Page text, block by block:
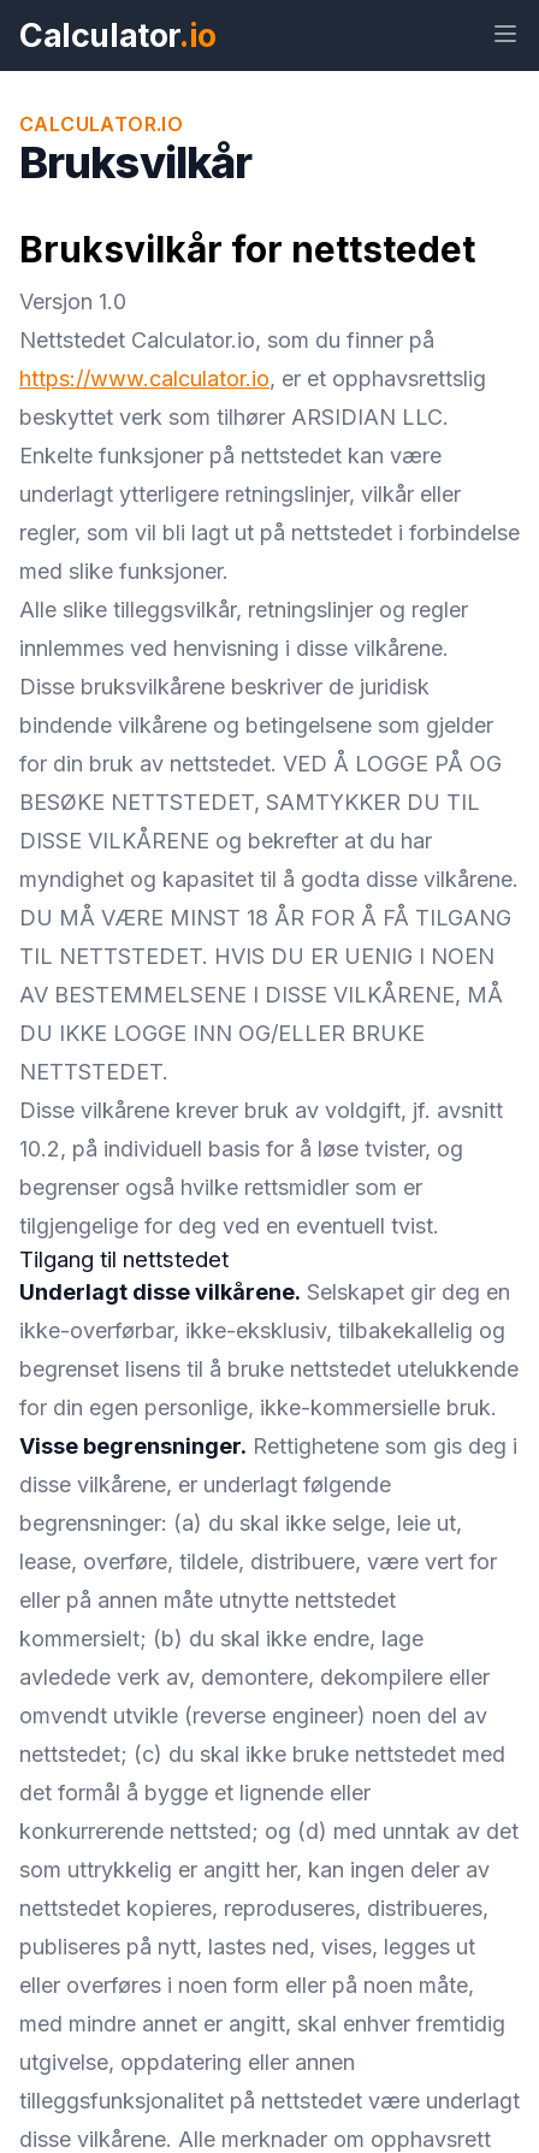
Calculator.io
CALCULATOR.IO
Bruksvilkår
Bruksvilkår for nettstedet
Versjon 1.0
Nettstedet Calculator.io, som du finner på
https://www.calculator.io, er et opphavsrettslig
beskyttet verk som tilhører ARSIDIAN LLC.
Enkelte funksjoner på nettstedet kan være
underlagt ytterligere retningslinjer, vilkår eller
regler, som vil bli lagt ut på nettstedet i forbindelse
med slike funksjoner.
Alle slike tilleggsvilkår, retningslinjer og regler
innlemmes ved henvisning i disse vilkårene.
Disse bruksvilkårene beskriver de juridisk
bindende vilkårene og betingelsene som gjelder
for din bruk av nettstedet. VED Å LOGGE PÅ OG
BESØKE NETTSTEDET, SAMTYKKER DU TIL
DISSE VILKÅRENE og bekrefter at du har
myndighet og kapasitet til å godta disse vilkårene.
DU MÅ VÆRE MINST 18 ÅR FOR Å FÅ TILGANG
TIL NETTSTEDET. HVIS DU ER UENIG I NOEN
AV BESTEMMELSENE I DISSE VILKÅRENE, MÅ
DU IKKE LOGGE INN OG/ELLER BRUKE
NETTSTEDET.
Disse vilkårene krever bruk av voldgift, jf. avsnitt
10.2, på individuell basis for å løse tvister, og
begrenser også hvilke rettsmidler som er
tilgjengelige for deg ved en eventuell tvist.
Tilgang til nettstedet
Underlagt disse vilkårene. Selskapet gir deg en
ikke-overførbar, ikke-eksklusiv, tilbakekallelig og
begrenset lisens til å bruke nettstedet utelukkende
for din egen personlige, ikke-kommersielle bruk.
Visse begrensninger. Rettighetene som gis deg i
disse vilkårene, er underlagt følgende
begrensninger: (a) du skal ikke selge, leie ut,
lease, overføre, tildele, distribuere, være vert for
eller på annen måte utnytte nettstedet
kommersielt; (b) du skal ikke endre, lage
avledede verk av, demontere, dekompilere eller
omvendt utvikle (reverse engineer) noen del av
nettstedet; (c) du skal ikke bruke nettstedet med
det formål å bygge et lignende eller
konkurrerende nettsted; og (d) med unntak av det
som uttrykkelig er angitt her, kan ingen deler av
nettstedet kopieres, reproduseres, distribueres,
publiseres på nytt, lastes ned, vises, legges ut
eller overføres i noen form eller på noen måte,
med mindre annet er angitt, skal enhver fremtidig
utgivelse, oppdatering eller annen
tilleggsfunksjonalitet på nettstedet være underlagt
disse vilkårene. Alle merknader om opphavsrett